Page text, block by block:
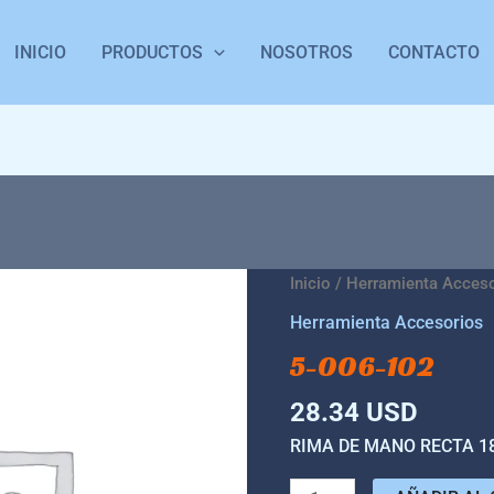
INICIO PRODUCTOS NOSOTROS CONTACTO
Inicio / Herramienta
Herramienta Accesorios
5-006-102
28.34 USD
RIMA DE MANO RECTA
5-
006-
cantidad